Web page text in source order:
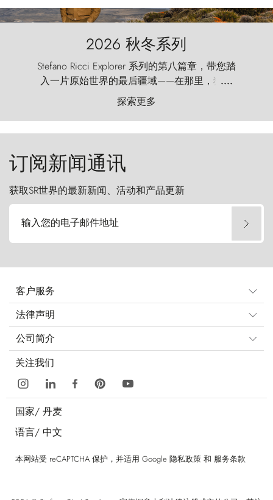
2026 秋冬系列
Stefano Ricci Explorer 系列的第八篇章，带您踏
入一片原始世界的最后疆域——在那里，狂风
以远古的怒号雕琢着自然，而百内塔（Torres
del Paine）则宛如石砌的哨兵，傲然向苍穹发
起挑战。
....
探索更多
订阅新闻通讯
获取SR世界的最新新闻、活动和产品更新
输入您的电子邮件地址
客户服务
法律声明
公司简介
关注我们
国家/ 丹麦
语言/ 中文
本网站受 reCAPTCHA 保护，并适用 Google 隐私政策 和 服务条款